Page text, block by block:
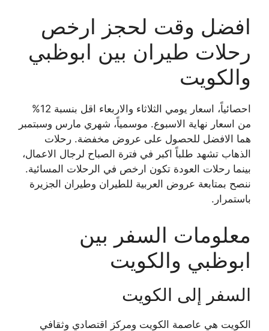
افضل وقت لحجز ارخص
رحلات طيران بين ابوظبي
والكويت
احصائياً، اسعار يومي الثلاثاء والاربعاء اقل بنسبة 12%
من اسعار نهاية الاسبوع. موسمياً، شهري مارس وسبتمبر
هما الافضل للحصول على عروض مخفضة. رحلات
الذهاب تشهد طلباً اكبر في فترة الصباح لرجال الاعمال،
بينما رحلات العودة تكون ارخص في الرحلات المسائية.
ننصح بمتابعة عروض العربية للطيران وطيران الجزيرة
باستمرار.
معلومات السفر بين
ابوظبي والكويت
السفر إلى الكويت
الكويت هي عاصمة الكويت ومركز اقتصادي وثقافي